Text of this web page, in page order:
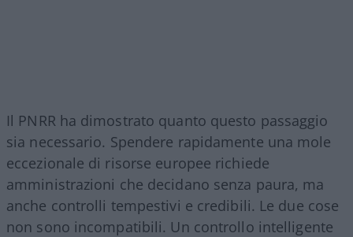
Il PNRR ha dimostrato quanto questo passaggio
sia necessario. Spendere rapidamente una mole
eccezionale di risorse europee richiede
amministrazioni che decidano senza paura, ma
anche controlli tempestivi e credibili. Le due cose
non sono incompatibili. Un controllo intelligente